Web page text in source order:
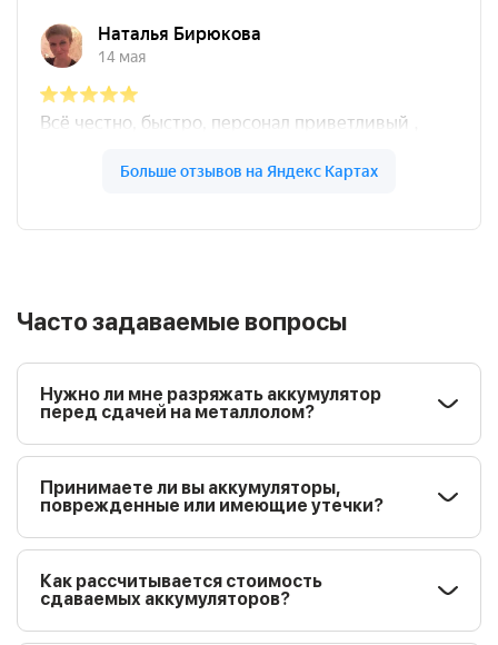
Часто задаваемые вопросы
Нужно ли мне разряжать аккумулятор
перед сдачей на металлолом?
Принимаете ли вы аккумуляторы,
поврежденные или имеющие утечки?
Как рассчитывается стоимость
сдаваемых аккумуляторов?